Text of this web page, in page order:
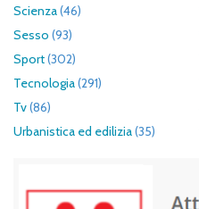
Scienza(46)
Sesso (93)
Sport(302)
Tecnologia(291)
Tv(86)
Urbanistica ed edilizia(35)